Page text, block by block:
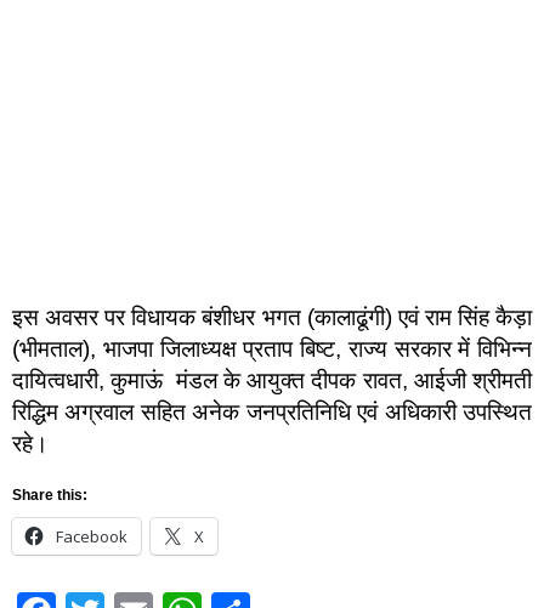
इस अवसर पर विधायक बंशीधर भगत (कालाढूंगी) एवं राम सिंह कैड़ा
(भीमताल), भाजपा जिलाध्यक्ष प्रताप बिष्ट, राज्य सरकार में विभिन्न
दायित्वधारी, कुमाऊं मंडल के आयुक्त दीपक रावत, आईजी श्रीमती
रिद्धिम अग्रवाल सहित अनेक जनप्रतिनिधि एवं अधिकारी उपस्थित
रहे।
Share this:
Facebook X